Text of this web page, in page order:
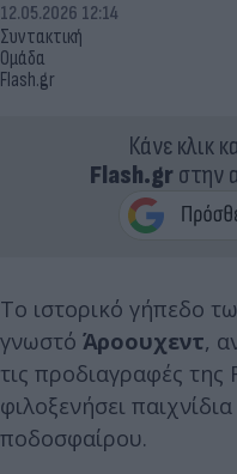
Συντακτική
Ομάδα
Flash.gr
12.05.2026 12:14
Κάνε κλικ
Flash.grστην
Το ιστορικό γήπεδο
γνωστό Άροουχεντ,
τις προδιαγραφές της
φιλοξενήσει
ποδοσφαίρου.